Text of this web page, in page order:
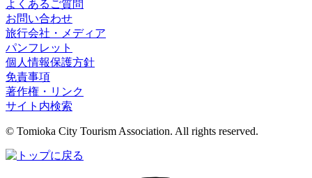
よくあるご質問
お問い合わせ
旅行会社・メディア
パンフレット
個人情報保護方針
免責事項
著作権・リンク
サイト内検索
© Tomioka City Tourism Association. All rights reserved.